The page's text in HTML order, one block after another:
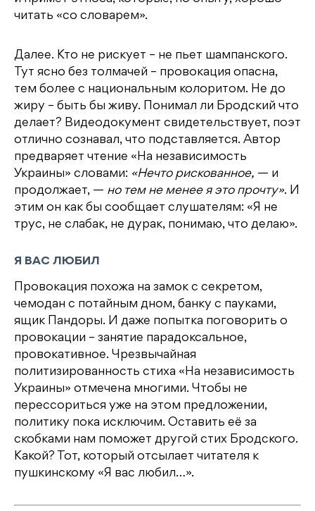
читать «со словарем».
Далее. Кто не рискует – не пьет шампанского.
Тут ясно без толмачей – провокация опасна,
тем более с национальным колоритом. Не до
жиру – быть бы живу. Понимал ли Бродский что
делает? Видеодокумент свидетельствует, поэт
отлично сознавал, что подставляется. Автор
предваряет чтение «На независимость
Украины» словами: «Нечто рискованное, — и
продолжает, — но тем не менее я это прочту». И
этим он как бы сообщает слушателям: «Я не
трус, не слабак, не дурак, понимаю, что делаю».
Я ВАС ЛЮБИЛ
Провокация похожа на замок с секретом,
чемодан с потайным дном, банку с пауками,
ящик Пандоры. И даже попытка поговорить о
провокации – занятие парадоксальное,
провокативное. Чрезвычайная
политизированность стиха «На независимость
Украины» отмечена многими. Чтобы не
перессориться уже на этом предложении,
политику пока исключим. Оставить её за
скобками нам поможет другой стих Бродского.
Какой? Тот, который отсылает читателя к
пушкинскому «Я вас любил…».